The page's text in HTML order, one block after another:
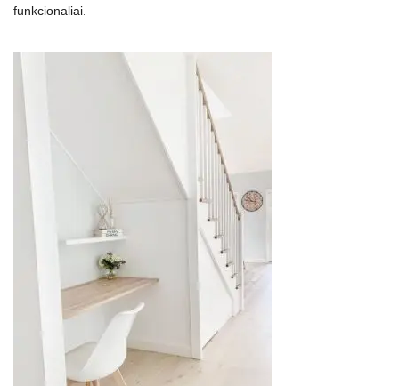
funkcionaliai.